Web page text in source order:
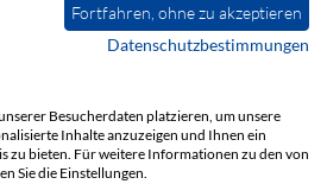
Fortfahren, ohne zu akzeptieren
Datenschutzbestimmungen
Besucherdaten platzieren, um unsere
Inhalte anzuzeigen und Ihnen ein
zu bieten. Für weitere Informationen zu den von
Sie die Einstellungen.